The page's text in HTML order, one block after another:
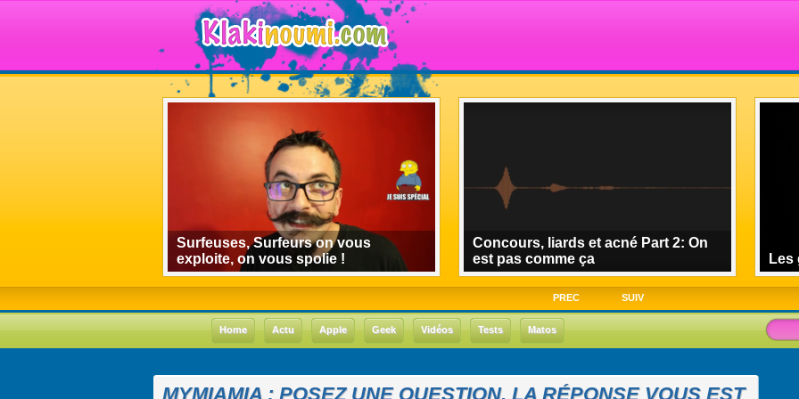
Surfeuses, Surfeurs on vous
exploite, on vous spolie !
Concours, liards et acné Part 2: On
est pas comme ça
Les
PREC SUIV
Home Actu Apple Geek Vidéos Tests Matos
MYMIAMIA : POSEZ UNE QUESTION, LA RÉPONSE VOUS EST